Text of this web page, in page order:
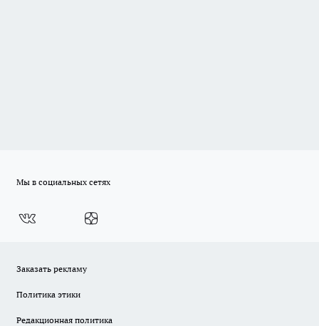
Мы в социальных сетях
Заказать рекламу
Политика этики
Редакционная политика